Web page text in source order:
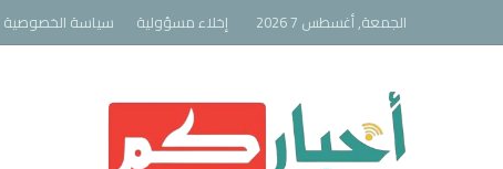
الجمعة, أغسطس 7 2026 إخلاء مسؤولية سياسة الخصوصية